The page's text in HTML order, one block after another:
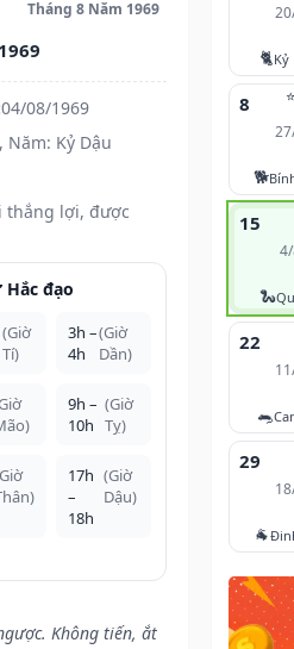
Tháng 8 Năm 1969
04/08/1969
Năm: Kỷ Dậu
thắng lợi, được
Hắc đạo
(Giờ
Tí)
3h –
4h
(Giờ
Dần)
9h –
10h
(Giờ
Tỵ)
17h
–
18h
(Giờ
Dậu)
Không tiến, ắt
🐈Kỷ
⭐
8
🐕
15
🐍
22
🐀
29
🐐